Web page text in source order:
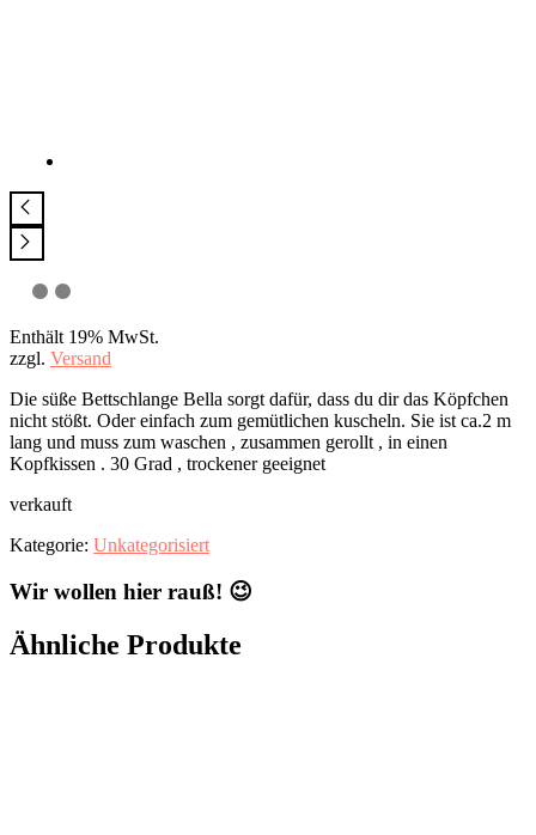
Enthält 19% MwSt.
zzgl. Versand
Die süße Bettschlange Bella sorgt dafür, dass du dir das Köpfchen
nicht stößt. Oder einfach zum gemütlichen kuscheln. Sie ist ca.2 m
lang und muss zum waschen , zusammen gerollt , in einen
Kopfkissen . 30 Grad , trockener geeignet
verkauft
Kategorie: Unkategorisiert
Wir wollen hier rauß! 😉
Ähnliche Produkte